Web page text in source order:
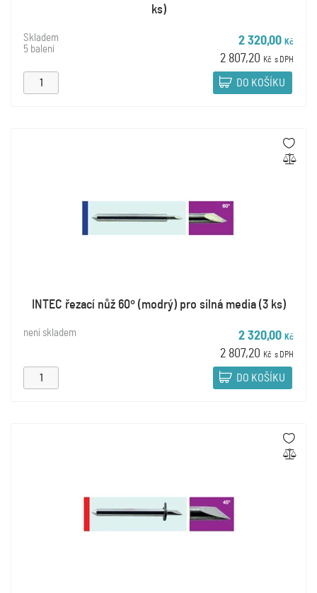
ks)
Skladem
5 balení
2 320,00 Kč
2 807,20 Kč s DPH
DO KOŠÍKU
INTEC řezací nůž 60° (modrý) pro silná media (3 ks)
není skladem 2 320,00 Kč
2 807,20 Kč s DPH
DO KOŠÍKU